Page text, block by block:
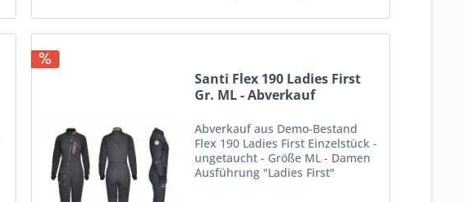
Santi Flex 190 Ladies First
Gr. ML - Abverkauf
Abverkauf aus Demo-Bestand
Flex 190 Ladies First Einzelstück -
ungetaucht - Größe ML - Damen
Ausführung "Ladies First"